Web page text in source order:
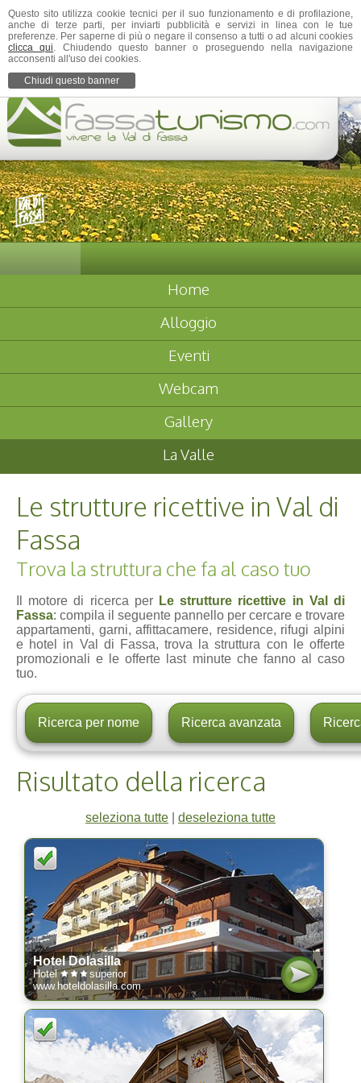
Home
Alloggio
Eventi
Webcam
Gallery
La Valle
Le strutture ricettive in Val di
Fassa
Trova la struttura che fa al caso tuo
Il motore di ricerca per Le strutture ricettive in Val di
Fassa: compila il seguente pannello per cercare e trovare
appartamenti, garni, affittacamere, residence, rifugi alpini
e hotel in Val di Fassa, trova la struttura con le offerte
promozionali e le offerte last minute che fanno al caso
tuo.
Risultato della ricerca
seleziona tutte deseleziona tutte
Hotel Dolasilla
Hotel
superior
www.hoteldolasilla.com
Questo sito utilizza cookie tecnici per il suo funzionamento e di profilazione,
anche di terze parti, per inviarti pubblicità e servizi in linea con le tue
preferenze. Per saperne di più o negare il consenso a tutti o ad alcuni cookies
clicca qui. Chiudendo questo banner o proseguendo nella navigazione
acconsenti all'uso dei cookies.
Chiudi questo banner